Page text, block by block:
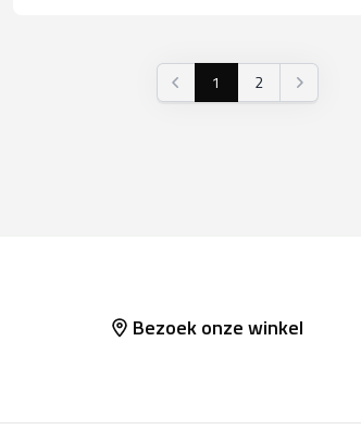
Vorige
1 2 Volgende
Bezoek onze winkel